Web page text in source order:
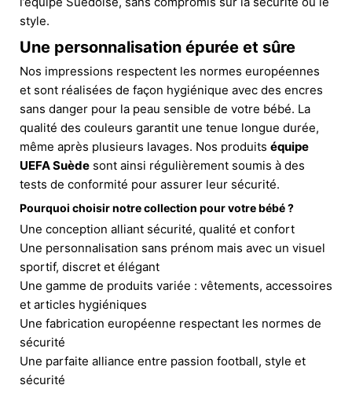
style.
Une personnalisation épurée et sûre
Nos impressions respectent les normes européennes
et sont réalisées de façon hygiénique avec des encres
sans danger pour la peau sensible de votre bébé. La
qualité des couleurs garantit une tenue longue durée,
même après plusieurs lavages. Nos produits équipe
UEFA Suède sont ainsi régulièrement soumis à des
tests de conformité pour assurer leur sécurité.
Pourquoi choisir notre collection pour votre bébé ?
Une conception alliant sécurité, qualité et confort
Une personnalisation sans prénom mais avec un visuel
sportif, discret et élégant
Une gamme de produits variée : vêtements, accessoires
et articles hygiéniques
Une fabrication européenne respectant les normes de
sécurité
Une parfaite alliance entre passion football, style et
sécurité